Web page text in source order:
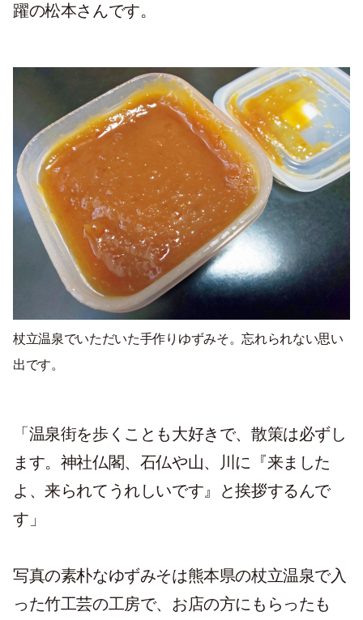
躍の松本さんです。
杖立温泉でいただいた手作りゆずみそ。忘れられない思い
出です。
「温泉街を歩くことも大好きで、散策は必ずし
ます。神社仏閣、石仏や山、川に『来ました
よ、来られてうれしいです』と挨拶するんで
す」
写真の素朴なゆずみそは熊本県の杖立温泉で入
った竹工芸の工房で、お店の方にもらったも